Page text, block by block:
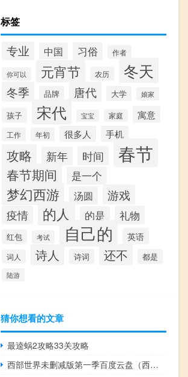
标签
专业 中国 习俗 作者
你可以 元宵节 农历 冬天
冬季 品牌 唐代 大学 娘家
孩子 宋代 宝宝 家庭 寓意
工作 年初 很多人 手机
攻略 新年 时间 春节
春节期间 是一个
梦幻西游 汤圆 游戏
疫情 的人 的是 礼物
红包 考试 自己的 英语
词人 诗人 诗词 还不 都是
陆游
猜你想看的文章
最逵蜗2攻略33关攻略
西部世界未删减版第一季百度云盘（西部世界未删减版）